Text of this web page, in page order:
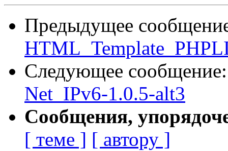
Предыдущее
Следующее
Net_IPv6-1.0.5-alt3
Сообщения,
[ теме ] [ автору ]